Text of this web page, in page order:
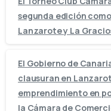
segunda edición
Lanzarote y La
El Gobierno de
clausuran en
emprendimiento en
la Cámara de